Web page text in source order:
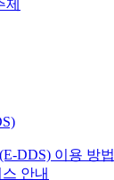
제
DDS) 이용 방법
안내